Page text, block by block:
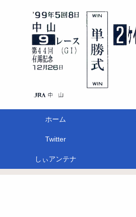
ホーム
Twitter
しぃアンテナ